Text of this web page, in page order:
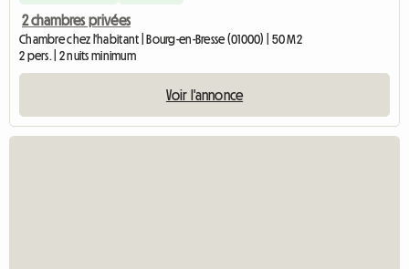
2 chambres privées
Chambre chez l'habitant | Bourg-en-Bresse (01000) | 50 M2
2 pers. | 2 nuits minimum
Voir l'annonce